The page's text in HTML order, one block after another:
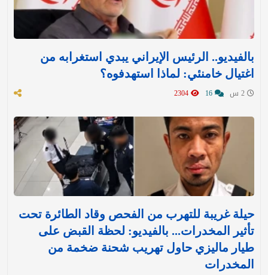
بالفيديو.. الرئيس الإيراني يبدي استغرابه من
اغتيال خامنئي: لماذا استهدفوه؟
حيلة غريبة للتهرب من الفحص وقاد الطائرة تحت
تأثير المخدرات... بالفيديو: لحظة القبض على
طيار ماليزي حاول تهريب شحنة ضخمة من
المخدرات